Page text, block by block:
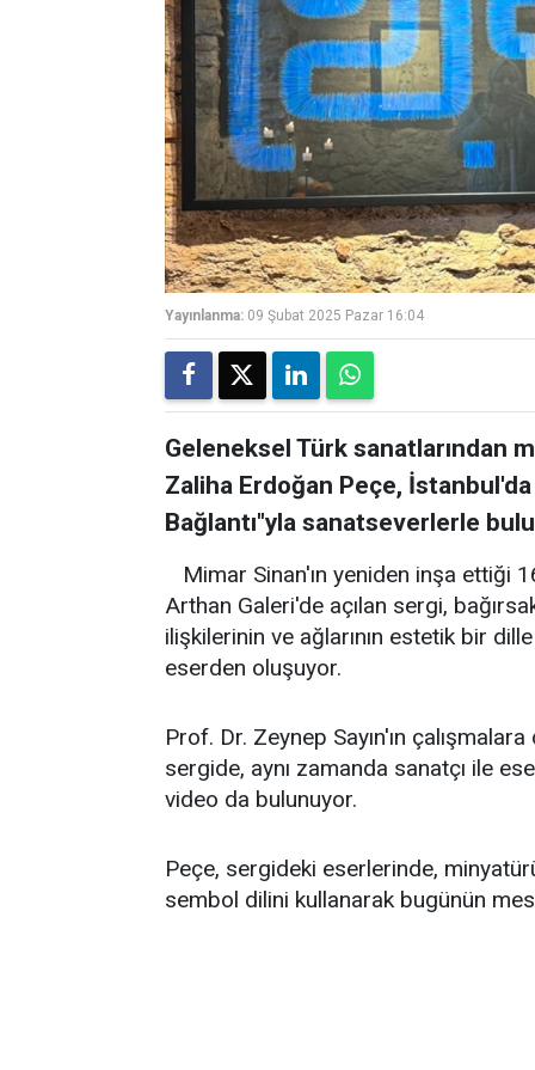
Yayınlanma: 09 Şubat 2025 Pazar 16:04
Geleneksel Türk sanatlarından
Zaliha Erdoğan Peçe,
Bağlantı"yla sanatseverlerle
Mimar Sinan'ın yeniden inşa ettiği
Arthan Galeri'de açılan sergi,
ilişkilerinin ve ağlarının estetik bir
eserden oluşuyor.
Prof. Dr. Zeynep Sayın'ın
sergide, aynı zamanda sanatçı ile
video da bulunuyor.
Peçe, sergideki eserlerinde,
sembol dilini kullanarak bugünün